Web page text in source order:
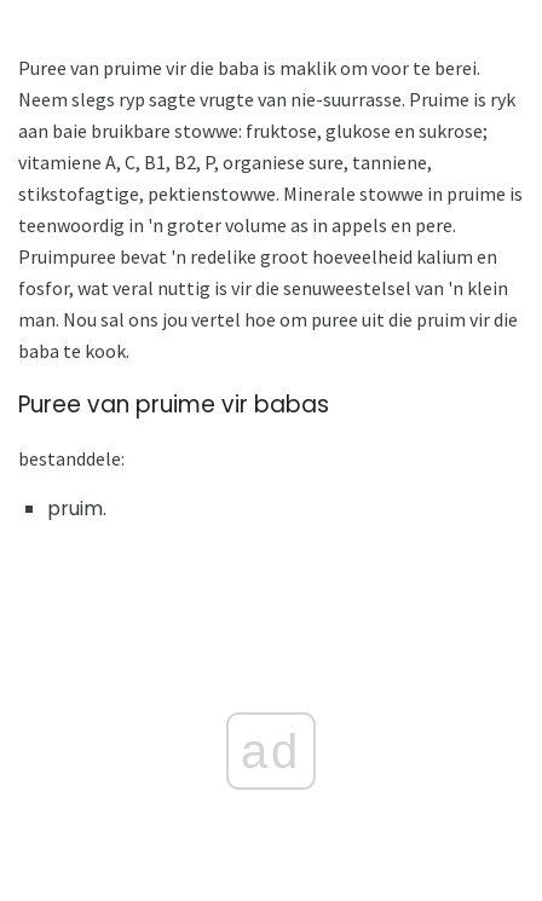
Puree van pruime vir die baba is maklik om voor te berei.
Neem slegs ryp sagte vrugte van nie-suurrasse. Pruime is ryk
aan baie bruikbare stowwe: fruktose, glukose en sukrose;
vitamiene A, C, B1, B2, P, organiese sure, tanniene,
stikstofagtige, pektienstowwe. Minerale stowwe in pruime is
teenwoordig in 'n groter volume as in appels en pere.
Pruimpuree bevat 'n redelike groot hoeveelheid kalium en
fosfor, wat veral nuttig is vir die senuweestelsel van 'n klein
man. Nou sal ons jou vertel hoe om puree uit die pruim vir die
baba te kook.
Puree van pruime vir babas
bestanddele:
pruim.
ad